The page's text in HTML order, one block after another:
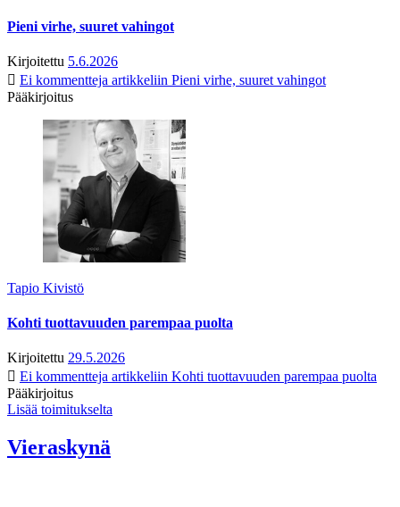
Pieni virhe, suuret vahingot
Kirjoitettu 5.6.2026
Ei kommentteja artikkeliin Pieni virhe, suuret vahingot
Pääkirjoitus
Tapio Kivistö
Kohti tuottavuuden parempaa puolta
Kirjoitettu 29.5.2026
Ei kommentteja artikkeliin Kohti tuottavuuden parempaa puolta
Pääkirjoitus
Lisää toimitukselta
Vieraskynä